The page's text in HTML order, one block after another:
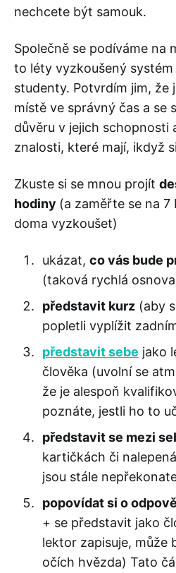
nechcete být samouk.
Společně se podíváme na
to léty vyzkoušený systém
studenty. Potvrdím jim, že
místě ve správný čas a se
důvěru v jejich schopnosti
znalosti, které mají, ikdyž
Zkuste si se mnou projít
hodiny (a zaměřte se na
doma vyzkoušet)
ukázat, co vás bude
(taková rychlá
představit kurz(aby
popletli vyplížit
představit sebe jako
člověka (uvolní se
že je alespoň
poznáte, jestli ho to
představit se mezi
kartičkách či
jsou stále
popovídat si o
+ se představit jako
lektor zapisuje, může
očích hvězda) Tato